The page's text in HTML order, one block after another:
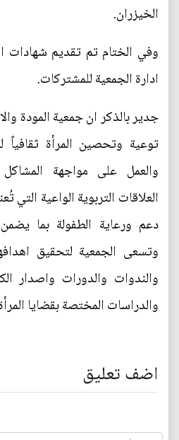
الخيزران.
وفي الختام تم تقديم شهادات
ادارة الجمعية للمشتركات.
جدير بالذكر ان جمعية المودة
توعية وتحصين المرأة
والعمل على مواجهة
العلاقات التربوية الواعية
دعم ورعاية الطفولة بما
وتسعى الجمعية لتحقيق
والندوات والدورات واصدار
والدراسات المختصة بقضايا
اضف تعليق